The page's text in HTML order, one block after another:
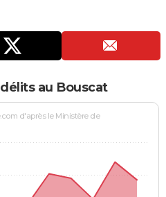
au Bouscat
d'après le Ministère de